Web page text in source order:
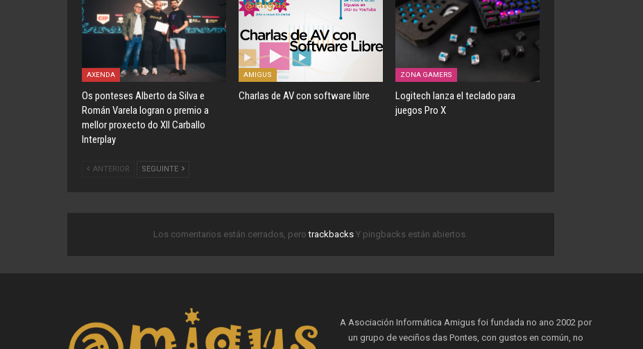
AXENDA
Os ponteses Alberto da Silva e
Román Varela logran o premio a
mellor proxecto do XII Carballo
Interplay
AMIGUS
Charlas de AV con software libre
ZONA GAMERS
Logitech lanza el teclado para
juegos Pro X
ANTERIOR SEGUINTE
Los comentarios están cerrados, perotrackbacksY pingbacks están abiertos.
A Asociación Informática Amigus foi fundada no ano 2002 por
un grupo de veciños das Pontes, con gustos en común, no